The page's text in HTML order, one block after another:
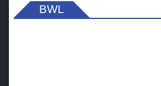
BWL